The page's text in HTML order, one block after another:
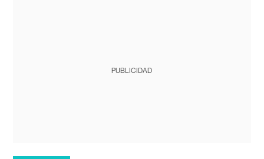
PUBLICIDAD